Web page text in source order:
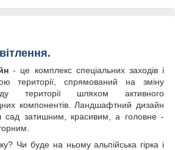
.
- це комплекс спеціальних заходів і
території, спрямований на зміну
території шляхом активного
компонентів. Ландшафтний дизайн
сад затишним, красивим, а головне -
Чи буде на ньому альпійська гірка і